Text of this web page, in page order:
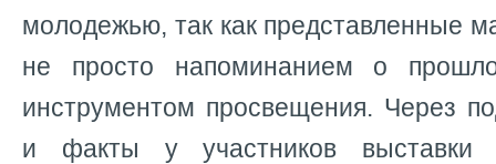
молодежью, так как представленные
не просто напоминанием о
инструментом просвещения. Через
и факты у участников выставки